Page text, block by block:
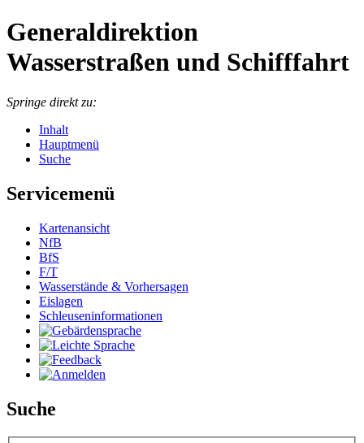
Generaldirektion
Wasserstraßen und Schifffahrt
Springe direkt zu:
Inhalt
Hauptmenü
Suche
Servicemenü
Kartenansicht
NfB
BfS
F/T
Wasserstände & Vorhersagen
Eislagen
Schleuseninformationen
Suche